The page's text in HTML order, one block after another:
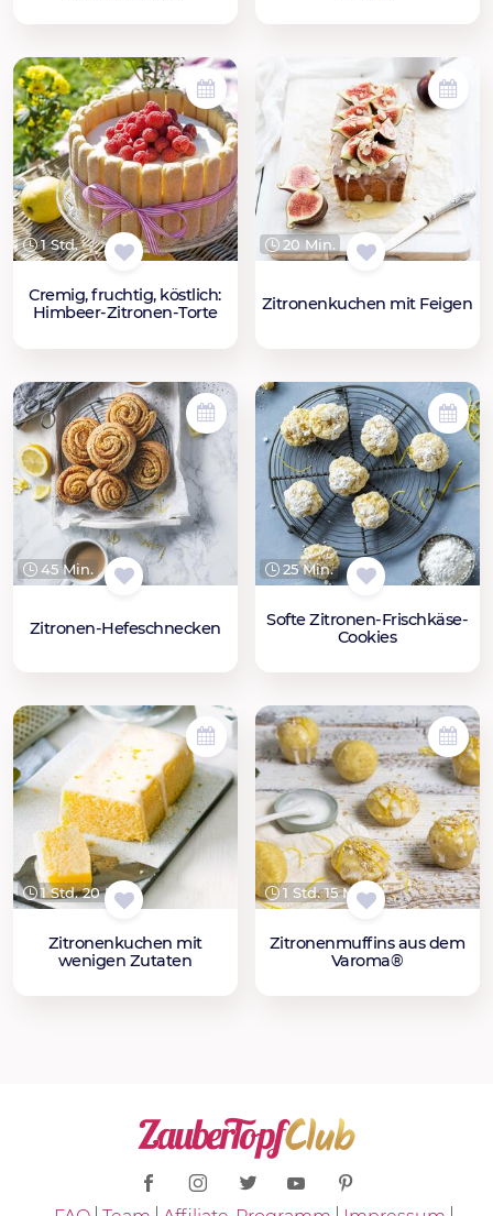
1 Std.
Cremig, fruchtig, köstlich:
Himbeer-Zitronen-Torte
20 Min.
Zitronenkuchen mit Feigen
45 Min.
Zitronen-Hefeschnecken
25 Min.
Softe Zitronen-Frischkäse-
Cookies
1 Std. 20 Min.
Zitronenkuchen mit
wenigen Zutaten
1 Std. 15 Min.
Zitronenmuffins aus dem
Varoma®